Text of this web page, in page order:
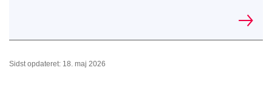
Sidst opdateret: 18. maj 2026